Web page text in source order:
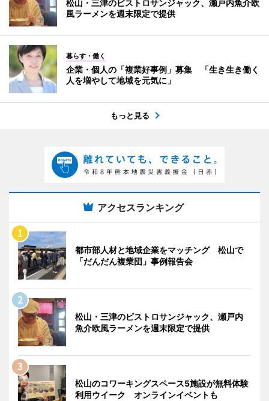
松山・三津のビストロサンジャック、瀬戸内魚介欧
風ラーメンを週末限定で提供
暮らす・働く
企業・個人の「複業好事例」募集 「生き生き働く
人を増やして地域を元気に」
もっと見る
アクセスランキング
都市部人材と地域企業をマッチング 松山で
「だんだん複業団」事例報告会
松山・三津のビストロサンジャック、瀬戸内
魚介欧風ラーメンを週末限定で提供
松山のコワーキングスペース5施設が無料体験
利用ウイーク オンラインイベントも